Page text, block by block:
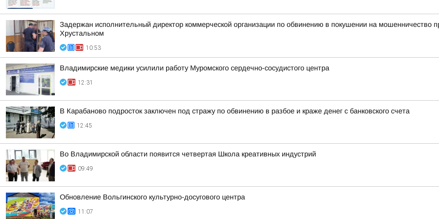
Задержан исполнительный директор коммерческой организации по обвинению в покушении на мошенничество
Хрустальном
10:53
Владимирские медики усилили работу Муромского сердечно-сосудистого центра
12:31
В Карабаново подросток заключен под стражу по обвинению в разбое и краже денег с банковского счета
12:45
Во Владимирской области появится четвертая Школа креативных индустрий
09:49
Обновление Вольгинского культурно-досугового центра
11:07